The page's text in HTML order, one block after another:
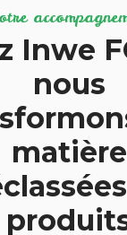
Inwe
nous
matière